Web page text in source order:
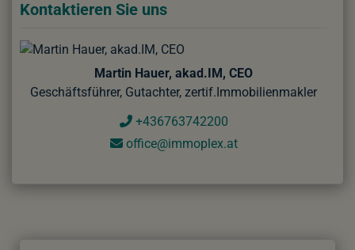
Kontaktieren Sie uns
Martin Hauer, akad.IM, CEO
Geschäftsführer, Gutachter, zertif.Immobilienmakler
+436763742200
office@immoplex.at